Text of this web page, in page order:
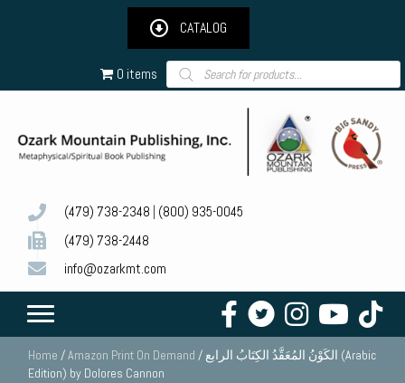
CATALOG
0 items Products
search
(479) 738-2348 (800) 935-0045
(479) 738-2448
info@ozarkmt.com
Home /Amazon Print On Demand / الكَوْنُ المُعَقَّدُ الكِتَابُ الرابع (Arabic
Edition) by Dolores Cannon